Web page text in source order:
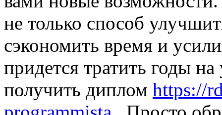
не только способ
сэкономить время и
придется тратить годы
получить диплом https://